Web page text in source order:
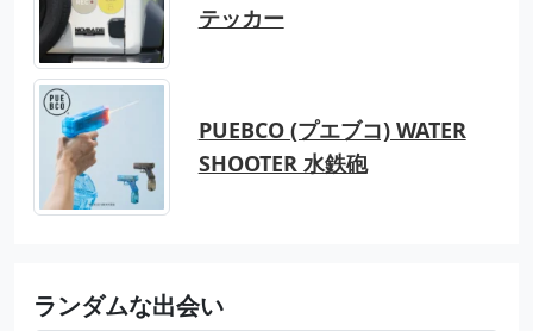
テッカー
PUEBCO (プエブコ) WATER
SHOOTER 水鉄砲
ランダムな出会い